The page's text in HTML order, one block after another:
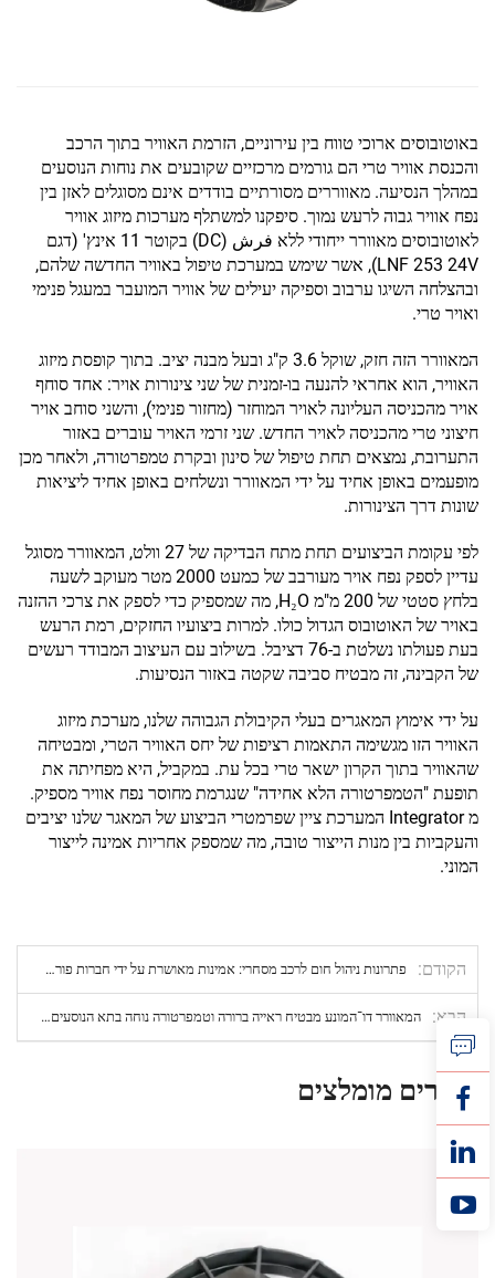
באוטובוסים ארוכי טווח בין עירוניים, הזרמת האוויר בתוך הרכב
והכנסת אוויר טרי הם גורמים מרכזיים שקובעים את נוחות הנוסעים
במהלך הנסיעה. מאווררים מסורתיים בודדים אינם מסוגלים לאזן בין
נפח אוויר גבוה לרעש נמוך. סיפקנו למשתלף מערכות מיזוג אוויר
לאוטובוסים מאוורר ייחודי ללא فرش (DC) בקוטר 11 אינץ' (דגם
LNF 253 24V), אשר שימש במערכת טיפול באוויר החדשה שלהם,
ובהצלחה השיגו ערבוב וספיקה יעילים של אוויר המועבר במעגל פנימי
ואויר טרי.
המאוורר הזה חזק, שוקל 3.6 ק"ג ובעל מבנה יציב. בתוך קופסת מיזוג
האוויר, הוא אחראי להנעה בו-זמנית של שני צינורות אויר: אחד סוחף
אויר מהכניסה העליונה לאויר המוחזר (מחזור פנימי), והשני סוחב אויר
חיצוני טרי מהכניסה לאויר החדש. שני זרמי האויר עוברים באזור
התערובת, נמצאים תחת טיפול של סינון ובקרת טמפרטורה, ולאחר מכן
מופעמים באופן אחיד על ידי המאוורר ונשלחים באופן אחיד ליציאות
שונות דרך הצינורות.
לפי עקומת הביצועים תחת מתח הבדיקה של 27 וולט, המאוורר מסוגל
עדיין לספק נפח אויר מעורבב של כמעט 2000 מטר מעוקב לשעה
בלחץ סטטי של 200 מ"מ H₂O, מה שמספיק כדי לספק את צרכי ההזנה
באויר של האוטובוס הגדול כולו. למרות ביצועיו החזקים, רמת הרעש
בעת פעולתו נשלטת ב-76 דציבל. בשילוב עם העיצוב המבודד רעשים
של הקבינה, זה מבטיח סביבה שקטה באזור הנסיעות.
על ידי אימוץ המאגרים בעלי הקיבולת הגבוהה שלנו, מערכת מיזוג
האוויר הזו מגשימה התאמות רציפות של יחס האוויר הטרי, ומבטיחה
שהאוויר בתוך הקרון ישאר טרי בכל עת. במקביל, היא מפחיתה את
תופעת "הטמפרטורה הלא אחידה" שנגרמת מחוסר נפח אוויר מספיק.
מ Integrator המערכת ציין שפרמטרי הביצוע של המאגר שלנו יציבים
והעקביות בין מנות הייצור טובה, מה שמספק אחריות אמינה לייצור
המוני.
הקודם פתרונות ניהול חום לרכב מסחרי: אמינות מאושרת על ידי חברות פורטונה 500 לצוותי רכב גלובליים
הבא המאוורר דו־המונע מבטיח ראייה ברורה וטמפרטורה נוחה בתא הנוסעים של האוטובוס.
מוצרים מומלצים